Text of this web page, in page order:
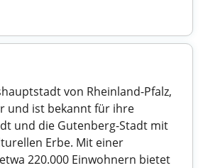
von Rheinland-Pfalz,
und ist bekannt für ihre
und die Gutenberg-Stadt mit
Erbe. Mit einer
220.000 Einwohnern bietet